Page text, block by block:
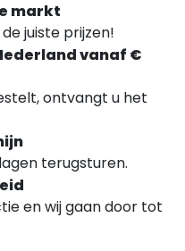
markt
juiste prijzen!
vanaf €
ontvangt u het
terugsturen.
en wij gaan door tot